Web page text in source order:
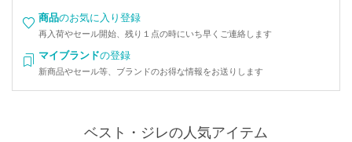
商品のお気に入り登録
再入荷やセール開始、残り１点の時にいち早くご連絡します
マイブランドの登録
新商品やセール等、ブランドのお得な情報をお送りします
ベスト・ジレの人気アイテム